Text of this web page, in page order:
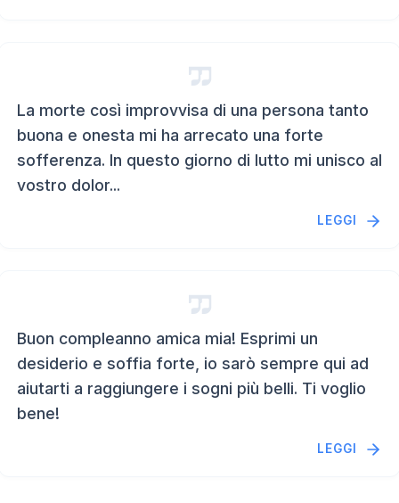
La morte così improvvisa di una persona tanto
buona e onesta mi ha arrecato una forte
sofferenza. In questo giorno di lutto mi unisco al
vostro dolor...
LEGGI
Buon compleanno amica mia! Esprimi un
desiderio e soffia forte, io sarò sempre qui ad
aiutarti a raggiungere i sogni più belli. Ti voglio
bene!
LEGGI